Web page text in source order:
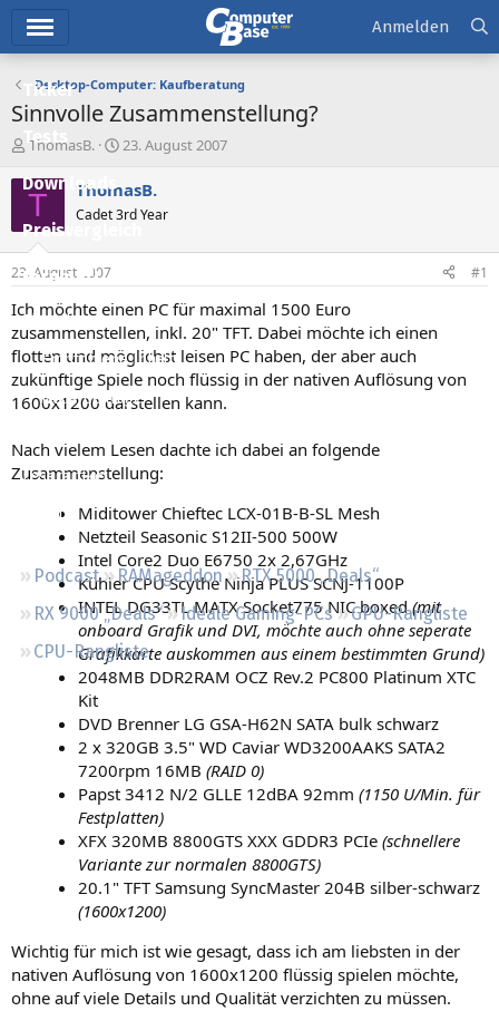
Ticker
Tests
Downloads
Preisvergleich
Forum
Aktuelles
Empfohlene Inhalte
Neue Beiträge
Leserartikel
Regeln
Podcast RAMageddon
RTX 5000 „Deals“
RX 9000 „Deals“
Ideale Gaming-PCs
GPU-Rangliste
CPU-Rangliste
Anmelden
Desktop-Computer: Kaufberatung
Sinnvolle Zusammenstellung?
E
s
t
e
e
r
ThomasB.
E
s
e
t
a
m
23. August 2007
T ThomasB.
Cadet 3rd Year
23. August 2007 #1
Ich möchte einen PC für maximal 1500 Euro
zusammenstellen, inkl. 20" TFT. Dabei möchte ich einen
flotten und möglichst leisen PC haben, der aber auch
zukünftige Spiele noch flüssig in der nativen Auflösung von
1600x1200 darstellen kann.
Nach vielem Lesen dachte ich dabei an folgende
Zusammenstellung:
Miditower Chieftec LCX-01B-B-SL Mesh
Netzteil Seasonic S12II-500 500W
Intel Core2 Duo E6750 2x 2,67GHz
Kühler CPU Scythe Ninja PLUS SCNJ-1100P
INTEL DG33TL MATX Socket775 NIC boxed(mit
onboard Grafik und DVI, möchte auch ohne seperate
Grafikkarte auskommen aus einem bestimmten Grund)
2048MB DDR2RAM OCZ Rev.2 PC800 Platinum XTC
Kit
DVD Brenner LG GSA-H62N SATA bulk schwarz
2 x 320GB 3.5" WD Caviar WD3200AAKS SATA2
7200rpm 16MB (RAID 0)
Papst 3412 N/2 GLLE 12dBA 92mm (1150 U/Min. für
Festplatten)
XFX 320MB 8800GTS XXX GDDR3 PCIe (schnellere
Variante zur normalen 8800GTS)
20.1" TFT Samsung SyncMaster 204B silber-schwarz
(1600x1200)
Wichtig für mich ist wie gesagt, dass ich am liebsten in der
nativen Auflösung von 1600x1200 flüssig spielen möchte,
ohne auf viele Details und Qualität verzichten zu müssen.